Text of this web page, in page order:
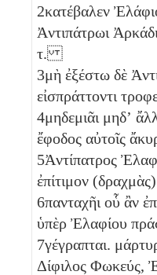
2κατέβαλεν
Ἀντιπάτρωι
τ.
3μὴ ἐξέστω δὲ
εἰσπράττοντι
4μηδεμιᾶι μηδʼ
ἔφοδος αὐτοῖς
5Ἀντίπατρος
ἐπίτιμον (δραχμὰς)
6πανταχῆι οὗ ἂν
ὑπὲρ Ἐλαφίου
7γέγραπται.
Δίφιλος Φωκεύς,